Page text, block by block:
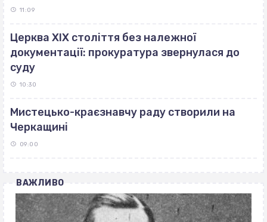
11:09
Церква ХІХ століття без належної
документації: прокуратура звернулася до
суду
10:30
Мистецько-краєзнавчу раду створили на
Черкащині
09:00
ВАЖЛИВО